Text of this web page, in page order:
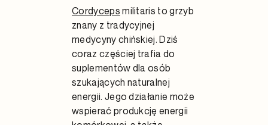
Cordyceps militaris to grzyb
znany z tradycyjnej
medycyny chińskiej. Dziś
coraz częściej trafia do
suplementów dla osób
szukających naturalnej
energii. Jego działanie może
wspierać produkcję energii